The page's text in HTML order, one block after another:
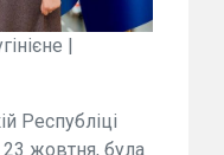
|
Республіці
23 жовтня, була